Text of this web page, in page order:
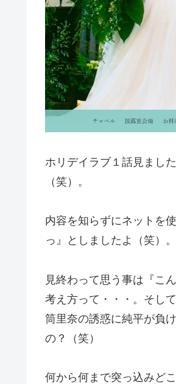
ホリデイラブ１話見まし
（笑）。
内容を知らずにネットを
っ』としましたよ（笑）
見終わって思う事は『こ
考え方って・・・。そし
筒里奈の誘惑に純平が負
の？（笑）
何から何まで突っ込みど